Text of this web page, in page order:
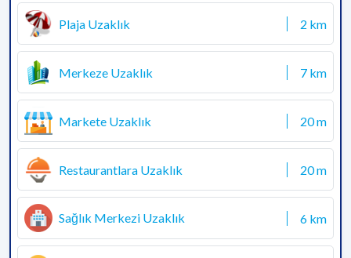
Plaja Uzaklık 2 km
Merkeze Uzaklık 7 km
Markete Uzaklık 20 m
Restaurantlara Uzaklık 20 m
Sağlık Merkezi Uzaklık 6 km